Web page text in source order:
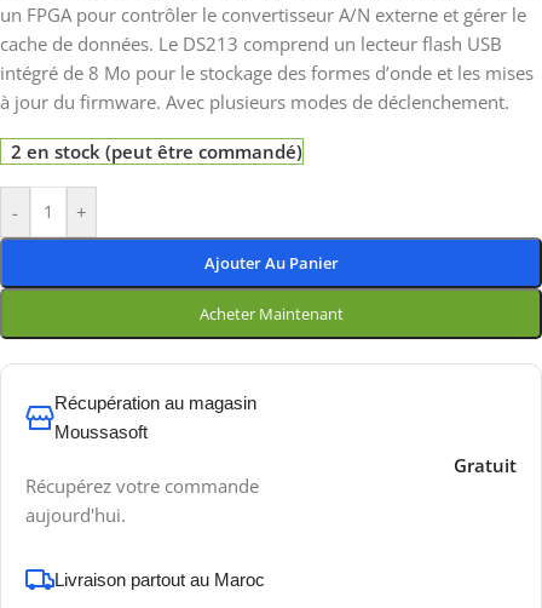
un FPGA pour contrôler le convertisseur A/N externe et gérer le
cache de données. Le DS213 comprend un lecteur flash USB
intégré de 8 Mo pour le stockage des formes d’onde et les mises
à jour du firmware. Avec plusieurs modes de déclenchement.
2 en stock (peut être commandé)
- +
Ajouter Au Panier
Acheter Maintenant
Récupération au magasin
Moussasoft
Récupérez votre commande
aujourd'hui.
Gratuit
Livraison partout au Maroc